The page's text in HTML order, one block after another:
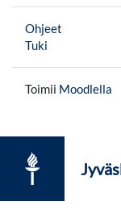
Ohjeet
Tuki
Toimii Moodlella